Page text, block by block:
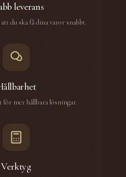
leverans
du ska få dina varor snabbt.
mer hållbara lösningar.
Verktyg